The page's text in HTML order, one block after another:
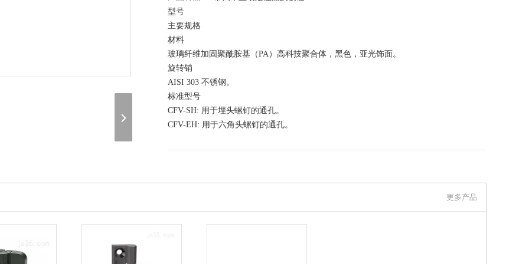
型号
主要规格
材料
玻璃纤维加固聚酰胺基（PA）高科技聚合体，黑色，亚光饰面。
旋转销
AISI 303 不锈钢。
标准型号
CFV-SH: 用于埋头螺钉的通孔。
CFV-EH: 用于六角头螺钉的通孔。
在线询价 联系我们
（联系我们，请说明是在 伊莉莎冈特贸易（上海）有限公司 上看到的信息，谢谢！）
更多产品